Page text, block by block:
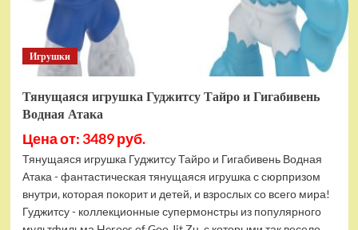
Игрушки
Тянущаяся игрушка Гуджитсу Тайро и Гигабивень
Водная Атака
Цена от: 3489 руб.
Тянущаяся игрушка Гуджитсу Тайро и Гигабивень Водная
Атака - фантастическая тянущаяся игрушка с сюрпризом
внутри, которая покорит и детей, и взрослых со всего мира!
Гуджитсу - коллекционные супермонстры из популярного